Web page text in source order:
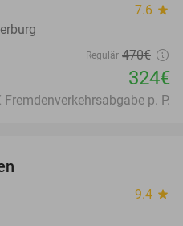
7.6 star
Regulär 470€
324€
Fremdenverkehrsabgabe p. P.
9.4 star